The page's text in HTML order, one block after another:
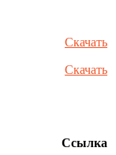
Скачать
Скачать
Ссылка